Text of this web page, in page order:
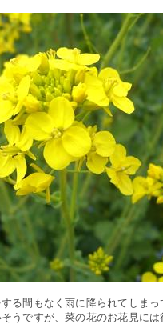
る間もなく雨に降られてしま
うですが、菜の花のお花見に